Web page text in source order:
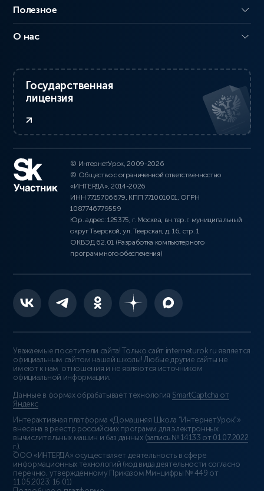
Полезное
О нас
Государственная
лицензия
© ИнтернетУрок, 2009-2026
© Общество с ограниченной ответственностью
«ИНТЕРДА», 2014-2026
ИНН 7715706679, КПП 771001001, ОГРН
1087746779559
Юр. адрес: 125375, г. Москва, вн.тер.г. муниципальный
округ Тверской, ул. Тверская, д. 16, стр. 1
ОКВЭД 62.01 (Разработка компьютерного
программного обеспечения)
Уважаемые посетители сайта! Только сайт interneturok.ru является
официальным сайтом нашей школы! Любые другие сайты не
имеют к нам отношения и не являются источником
официальной информации.
Данные в формах обрабатывает технология SmartCaptcha от
Яндекс
Интерактивная платформа «Домашняя Школа “ИнтернетУрок”»
внесена в реестр российских программ для электронных
вычислительных машин и баз данных (запись № 14133 от 01.07.2022
г.).
ООО «ИНТЕРДА» осуществляет деятельность в сфере
информационных технологий (код вида деятельности согласно
перечню, утверждённому Приказом Минцифры № 449 от
11.05.2023: 16.01)